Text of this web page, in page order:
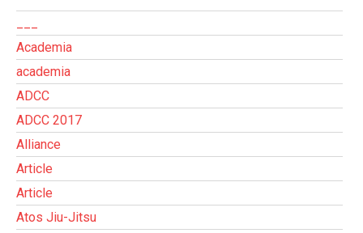
Academia
academia
ADCC
ADCC 2017
Alliance
Article
Article
Atos Jiu-Jitsu